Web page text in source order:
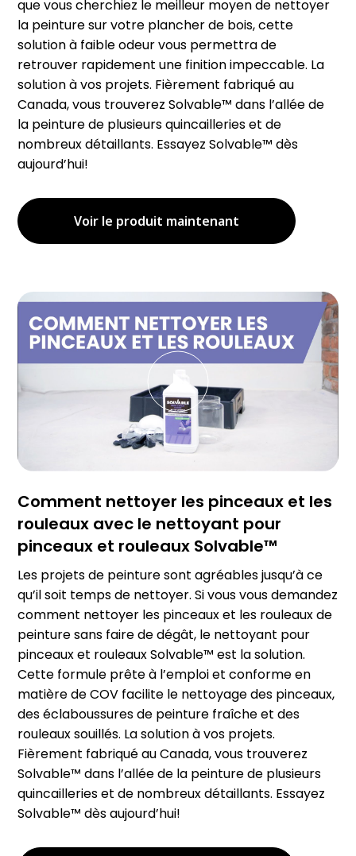
que vous cherchiez le meilleur moyen de nettoyer
la peinture sur votre plancher de bois, cette
solution à faible odeur vous permettra de
retrouver rapidement une finition impeccable. La
solution à vos projets. Fièrement fabriqué au
Canada, vous trouverez Solvable™ dans l’allée de
la peinture de plusieurs quincailleries et de
nombreux détaillants. Essayez Solvable™ dès
aujourd’hui!
Voir le produit maintenant
Comment nettoyer les pinceaux et les
rouleaux avec le nettoyant pour
pinceaux et rouleaux Solvable™
Les projets de peinture sont agréables jusqu’à ce
qu’il soit temps de nettoyer. Si vous vous demandez
comment nettoyer les pinceaux et les rouleaux de
peinture sans faire de dégât, le nettoyant pour
pinceaux et rouleaux Solvable™ est la solution.
Cette formule prête à l’emploi et conforme en
matière de COV facilite le nettoyage des pinceaux,
des éclaboussures de peinture fraîche et des
rouleaux souillés. La solution à vos projets.
Fièrement fabriqué au Canada, vous trouverez
Solvable™ dans l’allée de la peinture de plusieurs
quincailleries et de nombreux détaillants. Essayez
Solvable™ dès aujourd’hui!